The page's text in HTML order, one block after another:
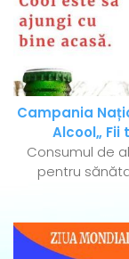
Campania
Alcool„
Consumul de
pentru